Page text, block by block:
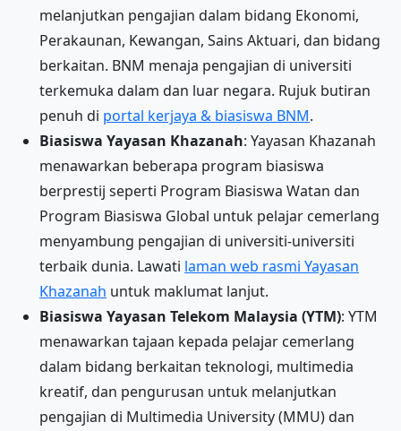
melanjutkan pengajian dalam bidang Ekonomi,
Perakaunan, Kewangan, Sains Aktuari, dan bidang
berkaitan. BNM menaja pengajian di universiti
terkemuka dalam dan luar negara. Rujuk butiran
penuh di portal kerjaya & biasiswa BNM.
Biasiswa Yayasan Khazanah: Yayasan Khazanah
menawarkan beberapa program biasiswa
berprestij seperti Program Biasiswa Watan dan
Program Biasiswa Global untuk pelajar cemerlang
menyambung pengajian di universiti-universiti
terbaik dunia. Lawati laman web rasmi Yayasan
Khazanah untuk maklumat lanjut.
Biasiswa Yayasan Telekom Malaysia (YTM): YTM
menawarkan tajaan kepada pelajar cemerlang
dalam bidang berkaitan teknologi, multimedia
kreatif, dan pengurusan untuk melanjutkan
pengajian di Multimedia University (MMU) dan